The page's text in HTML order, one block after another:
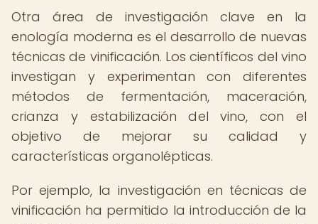
Otra área de investigación clave en la
enología moderna es el desarrollo de nuevas
técnicas de vinificación. Los científicos del vino
investigan y experimentan con diferentes
métodos de fermentación, maceración,
crianza y estabilización del vino, con el
objetivo de mejorar su calidad y
características organolépticas.
Por ejemplo, la investigación en técnicas de
vinificación ha permitido la introducción de la